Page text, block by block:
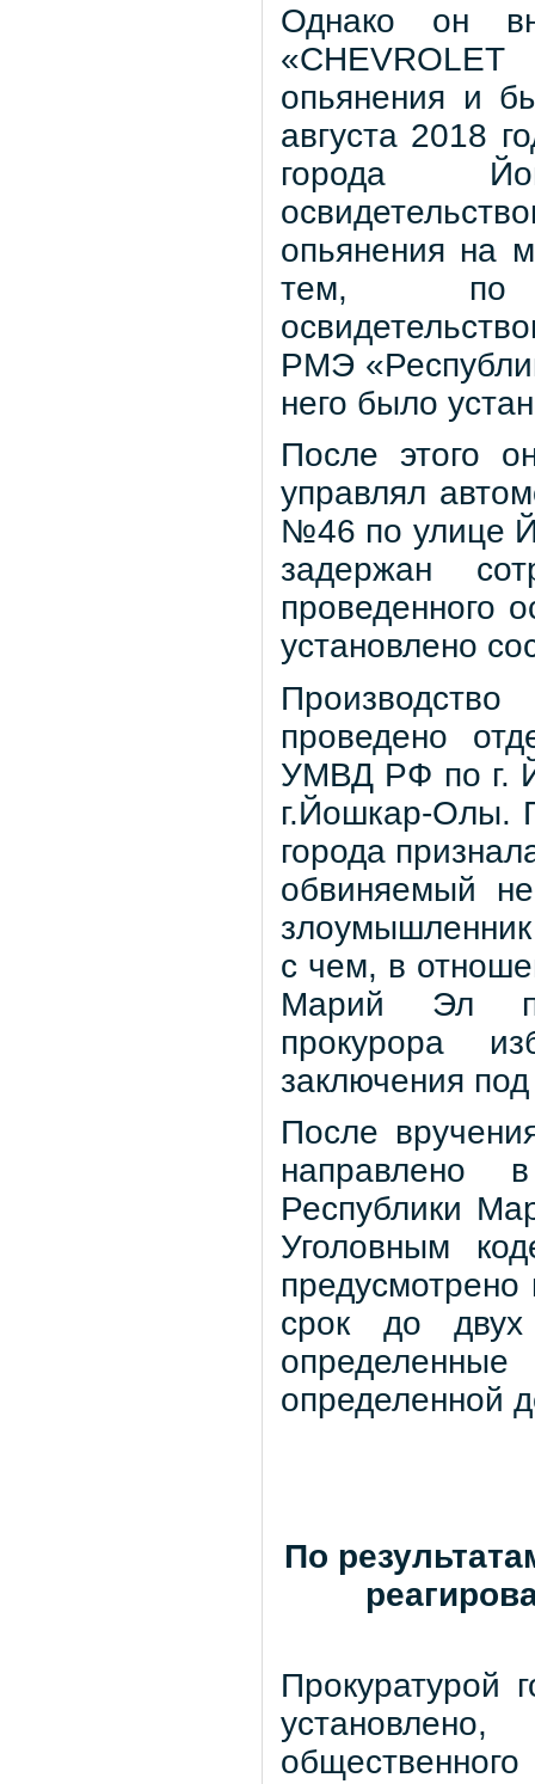
Однако он
опьянения и
августа 2018
города
опьянения на
тем, по
РМЭ
него было
После этого
управлял
№46 по улице
задержан
проведенного
установлено
проведено
УМВД РФ по г.
г.Йошкар-Олы.
города
обвиняемый
с чем, в
Марий Эл по
прокурора
заключения
После
направлено
Республики
Уголовным
срок до
определенной
По
Прокуратурой